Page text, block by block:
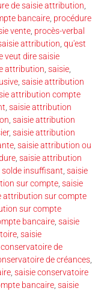
de saisie attribution,
bancaire, procédure
vente, procès-verbal
attribution, qu'est
veut dire saisie
attribution, saisie,
, saisie attribution
attribution compte
, saisie attribution
, saisie attribution
, saisie attribution
, saisie attribution ou
, saisie attribution
insuffisant, saisie
sur compte, saisie
attribution sur compte
sur compte
bancaire, saisie
, saisie
de
de créances,
, saisie conservatoire
bancaire, saisie